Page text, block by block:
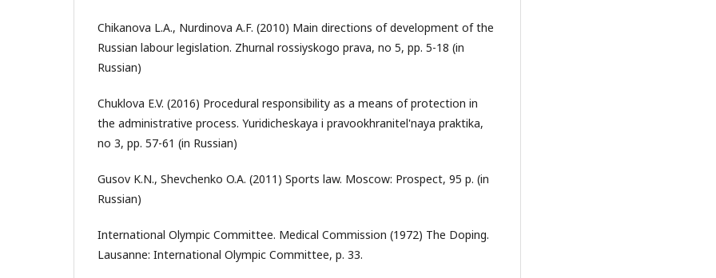
Chikanova L.A., Nurdinova A.F. (2010) Main directions of development of the
Russian labour legislation. Zhurnal rossiyskogo prava, no 5, pp. 5-18 (in
Russian)
Chuklova E.V. (2016) Procedural responsibility as a means of protection in
the administrative process. Yuridicheskaya i pravookhranitel'naya praktika,
no 3, pp. 57-61 (in Russian)
Gusov K.N., Shevchenko O.A. (2011) Sports law. Moscow: Prospect, 95 p. (in
Russian)
International Olympic Committee. Medical Commission (1972) The Doping.
Lausanne: International Olympic Committee, p. 33.